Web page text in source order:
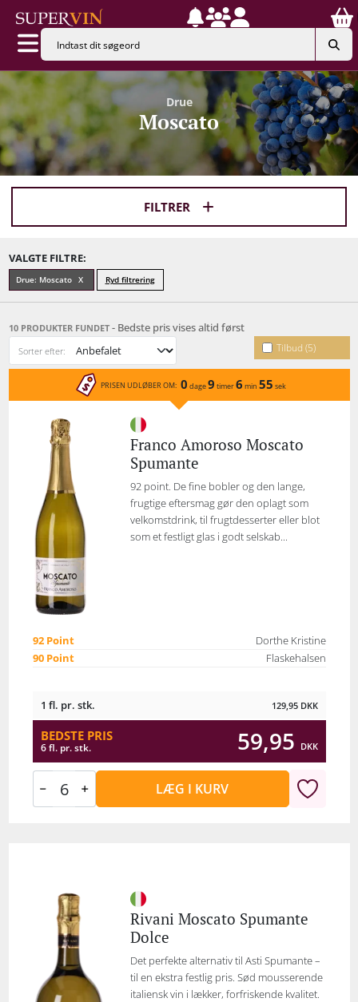
Drue
Moscato
FILTRER
VALGTE FILTRE:
Drue: Moscato Ryd filtrering
10 PRODUKTER FUNDET - Bedste pris vises altid først
Tilbud (5)
Sorter efter:
PRISEN UDLØBER OM: 0 dage9 timer6 min 55 sek
Franco Amoroso Moscato
Spumante
92 point. De fine bobler og den lange,
frugtige eftersmag gør den oplagt som
velkomstdrink, til frugtdesserter eller blot
som et festligt glas i godt selskab...
92 Point
Dorthe Kristine
90 Point
Flaskehalsen
1 fl. pr. stk. 129,95 DKK
BEDSTE PRIS
6 fl. pr. stk. 59,95 DKK
LÆG I KURV
Rivani Moscato Spumante
Dolce
Det perfekte alternativ til Asti Spumante –
til en ekstra festlig pris. Sød mousserende
italiensk vin i lækker, forfriskende kvalitet.